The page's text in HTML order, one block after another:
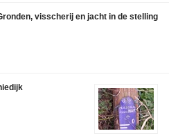
visscherij en jacht in de stelling